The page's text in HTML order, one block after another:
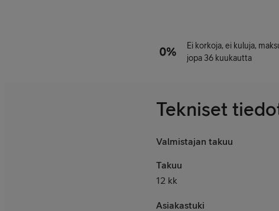
Ei korkoja, ei kuluja,
jopa 36 kuukautta
Tekniset
Valmistajan takuu
Takuu
12 kk
Asiakastuki